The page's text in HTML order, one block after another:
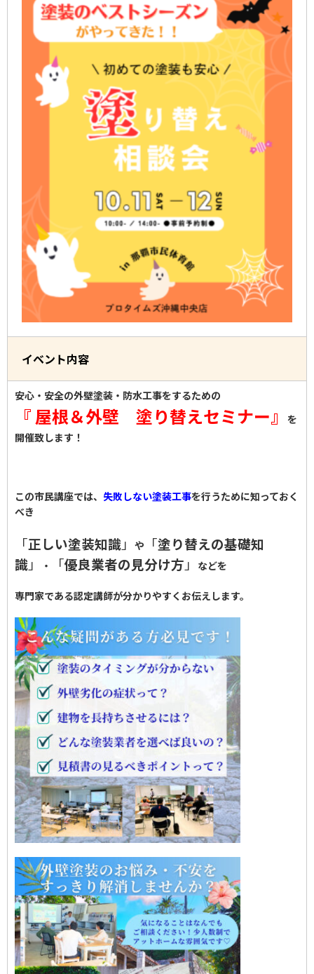
イベント内容
安心・安全の外壁塗装・防水工事をするための
『 屋根＆外壁 塗り替えセミナー』
を
開催致します！
この市民講座では、 失敗しない塗装工事を行うために知っておく
べき
「正しい塗装知識」 や 「塗り替えの基礎知
識」 ・ 「優良業者の見分け方 」 などを
専門家である認定講師が分かりやすくお伝えします。